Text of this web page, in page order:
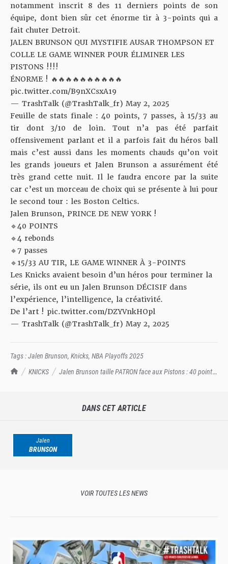
TrashTalk Actu NBA
KNICKS
Jalen Brunson taille PATRON face aux Pistons : 40 points
notamment inscrit 8 des 11 derniers points de son
équipe, dont bien sûr cet énorme tir à 3-pointsqui a
fait chuter Detroit.
JALEN BRUNSON QUI MYSTIFIE AUSAR THOMPSON ET
COLLE LE GAME WINNER POUR ÉLIMINER LES
PISTONS !!!!
ÉNORME ! 🔥🔥🔥🔥🔥🔥🔥🔥🔥🔥
pic.twitter.com/B9nXCsxA19
— TrashTalk (@TrashTalk_fr) May 2, 2025
Feuille de stats finale : 40 points, 7 passes, à 15/33 au
tir dont 3/10 de loin. Tout n’a pas été parfait
offensivement parlant et il a parfois fait du héros ball
mais c’est aussi dans les moments chauds qu’on voit
les grands joueurs et Jalen Brunson a assurément été
très grand cette nuit. Il le faudra encore par la suite
car c’est un morceau de choix qui se présente à lui pour
le second tour : les Boston Celtics.
Jalen Brunson, PRINCE DE NEW YORK !
🔹40 POINTS
🔹4 rebonds
🔹7 passes
🔹15/33 AU TIR, LE GAME WINNER À 3-POINTS
Les Knicks avaient besoin d’un héros pour terminer la
série, ils ont eu un Jalen Brunson DÉCISIF dans
l’expérience, l’intelligence, la créativité.
De l’art ! pic.twitter.com/DZYVnkHOpl
— TrashTalk (@TrashTalk_fr) May 2, 2025
Tags :Jalen Brunson, Knicks, NBA Playoffs 2025
DANS CET ARTICLE
Jalen
BRUNSON
VOIR TOUTES LES NEWS